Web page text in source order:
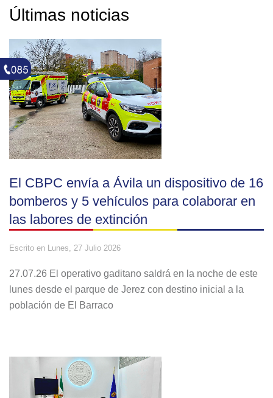
Últimas noticias
El CBPC envía a Ávila un dispositivo de 16
bomberos y 5 vehículos para colaborar en
las labores de extinción
Escrito en Lunes, 27 Julio 2026
27.07.26 El operativo gaditano saldrá en la noche de este
lunes desde el parque de Jerez con destino inicial a la
población de El Barraco